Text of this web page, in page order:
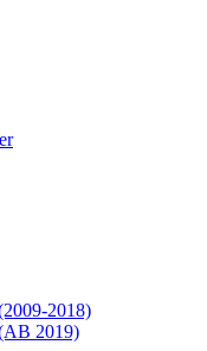
2018)
2019)